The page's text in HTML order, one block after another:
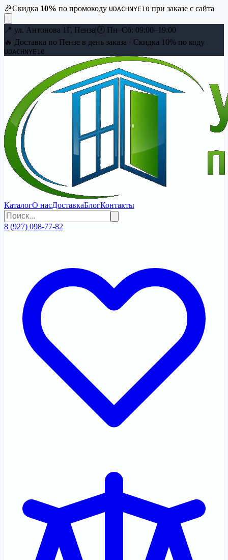
🎉Скидка 10% по промокоду UDACHNYE10 при заказе с сайта
📍 ул. Антонова 1Г, Пенза|🕐 Пн–Сб: 09:00–19:00
🔥 Доставка по Пензе в день заказа · Скидка 10% по коду
UDACHNYE10
КаталогО насДоставкаБлогКонтакты
8 (927) 098-77-82